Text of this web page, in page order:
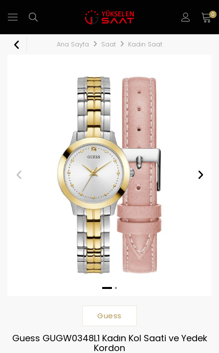
0
Ana Sayfa Saat Kadın Saat
Guess
Guess GUGW0348L1 Kadın Kol Saati ve Yedek
Kordon